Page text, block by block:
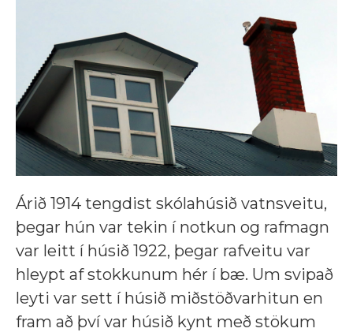
Árið 1914 tengdist skólahúsið vatnsveitu,
þegar hún var tekin í notkun og rafmagn
var leitt í húsið 1922, þegar rafveitu var
hleypt af stokkunum hér í bæ. Um svipað
leyti var sett í húsið miðstöðvarhitun en
fram að því var húsið kynt með stökum